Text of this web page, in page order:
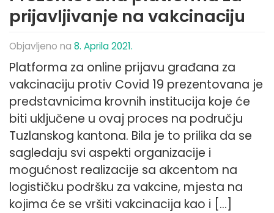
prijavljivanje na vakcinaciju
Objavljeno na 8. Aprila 2021.
Platforma za online prijavu građana za
vakcinaciju protiv Covid 19 prezentovana je
predstavnicima krovnih institucija koje će
biti uključene u ovaj proces na području
Tuzlanskog kantona. Bila je to prilika da se
sagledaju svi aspekti organizacije i
mogućnost realizacije sa akcentom na
logističku podršku za vakcine, mjesta na
kojima će se vršiti vakcinacija kao i […]